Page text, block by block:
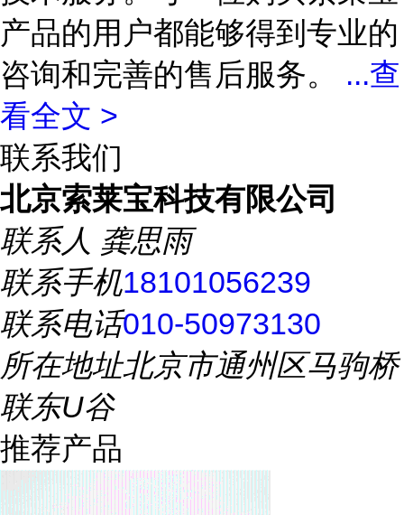
产品的用户都能够得到专业的
咨询和完善的售后服务。 ...查
看全文 >
联系我们
北京索莱宝科技有限公司
联系人 龚思雨
联系手机18101056239
联系电话010-50973130
所在地址北京市通州区马驹桥
联东U谷
推荐产品